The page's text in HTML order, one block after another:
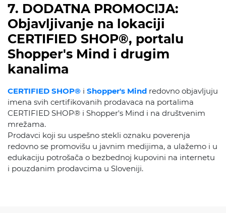
7. DODATNA PROMOCIJA:
Objavljivanje na lokaciji
CERTIFIED SHOP®, portalu
Shopper's Mind i drugim
kanalima
CERTIFIED SHOP® i Shopper's Mind redovno objavljuju
imena svih certifikovanih prodavaca na portalima
CERTIFIED SHOP® i Shopper's Mind i na društvenim
mrežama.
Prodavci koji su uspešno stekli oznaku poverenja
redovno se promovišu u javnim medijima, a ulažemo i u
edukaciju potrošača o bezbednoj kupovini na internetu
i pouzdanim prodavcima u Sloveniji.